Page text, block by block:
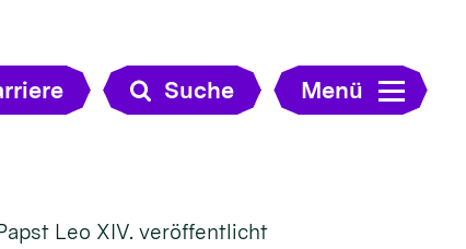
Suche Menü
Leo XIV. veröffentlicht